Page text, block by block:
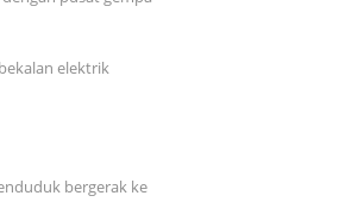
elektrik
bergerak ke